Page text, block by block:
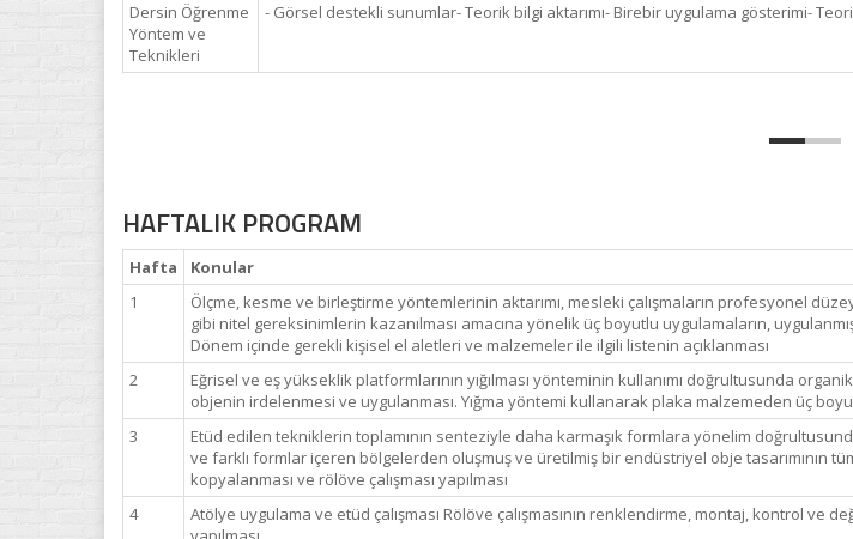
Dersin Öğrenme
Yöntem ve
Teknikleri
- Görsel destekli sunumlar- Teorik bilgi aktarımı- Birebir uygulama gösterimi-
HAFTALIK PROGRAM
Hafta Konular
1
Ölçme, kesme ve birleştirme yöntemlerinin aktarımı, mesleki çalışmaların profesyonel
gibi nitel gereksinimlerin kazanılması amacına yönelik üç boyutlu uygulamaların,
Dönem içinde gerekli kişisel el aletleri ve malzemeler ile ilgili listenin açıklanması
2
Eğrisel ve eş yükseklik platformlarının yığılması yönteminin kullanımı doğrultusunda
objenin irdelenmesi ve uygulanması. Yığma yöntemi kullanarak plaka malzemeden üç
3
Etüd edilen tekniklerin toplamının senteziyle daha karmaşık formlara yönelim
ve farklı formlar içeren bölgelerden oluşmuş ve üretilmiş bir endüstriyel obje tasarımının
kopyalanması ve rölöve çalışması yapılması
4
Atölye uygulama ve etüd çalışması Rölöve çalışmasının renklendirme, montaj, kontrol ve